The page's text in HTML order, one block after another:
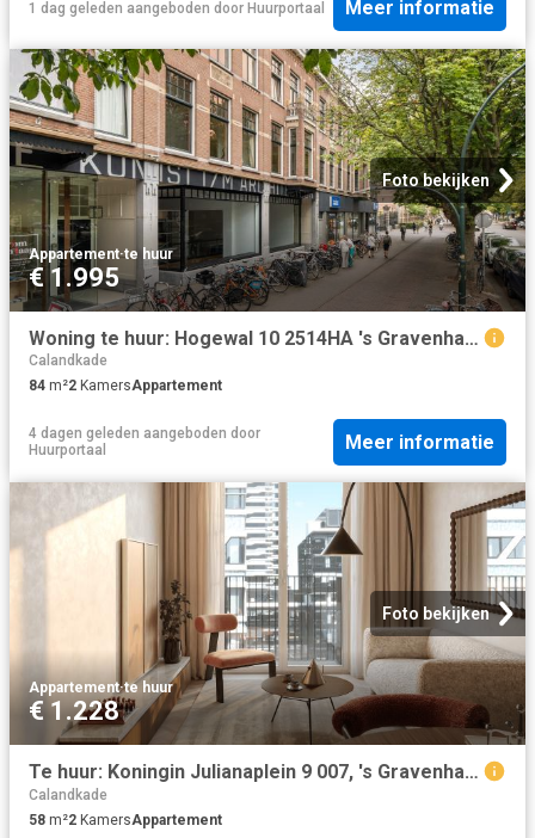
1 dag geleden aangeboden door Huurportaal Meer informatie
Foto bekijken
Appartement·te huur
€ 1.995
Woning te huur: Hogewal 10 2514HA 's Gravenhage
Calandkade
84 m²2 KamersAppartement
4 dagen geleden aangeboden door
Huurportaal
Meer informatie
Foto bekijken
Appartement·te huur
€ 1.228
Te huur: Koningin Julianaplein 9 007, 's Gravenhage
Calandkade
58 m²2 KamersAppartement